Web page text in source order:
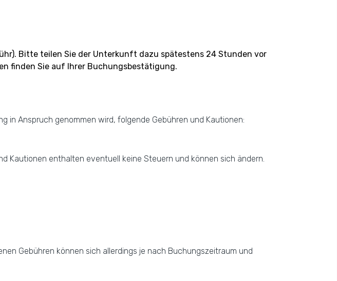
Bitte teilen Sie der Unterkunft dazu spätestens 24 Stunden vor
finden Sie auf Ihrer Buchungsbestätigung.
in Anspruch genommen wird, folgende Gebühren und Kautionen:
Kautionen enthalten eventuell keine Steuern und können sich ändern.
Gebühren können sich allerdings je nach Buchungszeitraum und